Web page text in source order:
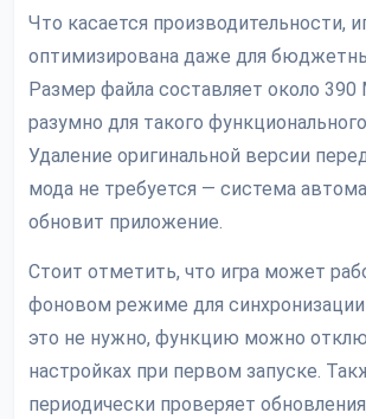
Что касается производительности,
оптимизирована даже для
Размер файла составляет около
разумно для такого
Удаление оригинальной версии
мода не требуется — система
обновит приложение.
Стоит отметить, что игра может
фоновом режиме для
это не нужно, функцию можно
настройках при первом запуске.
периодически проверяет